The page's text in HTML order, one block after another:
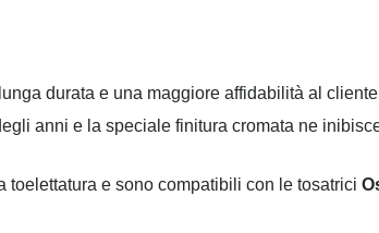
durata e una maggiore affidabilità al
anni e la speciale finitura cromata ne
e sono compatibili con le tosatrici